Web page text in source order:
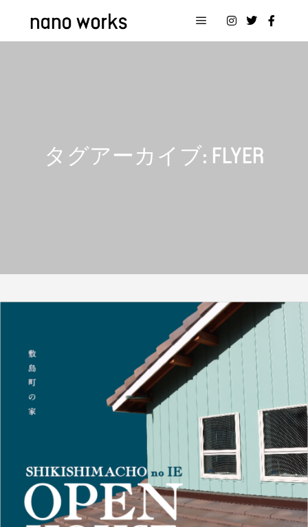
タグアーカイブ: FLYER